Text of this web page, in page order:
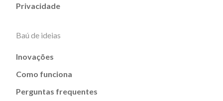
Privacidade
Baú de ideias
Inovações
Como funciona
Perguntas frequentes